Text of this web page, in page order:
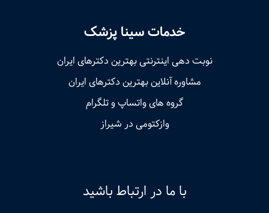
خدمات سینا پزشک
نوبت‌ دهی اینترنتی بهترین دکترهای ایران
مشاوره آنلاین بهترین دکترهای ایران
گروه های واتساپ و تلگرام
وازکتومی در شیراز
با ما در ارتباط باشید